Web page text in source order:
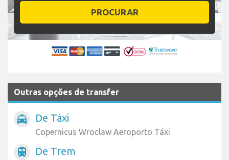
PROCURAR
Outras opções de transfer
local_taxi De Táxi
Copernicus Wroclaw Aeroporto Táxi
train De Trem